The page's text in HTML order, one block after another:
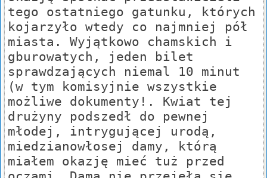
tego ostatniego gatunku, których
kojarzyło wtedy co najmniej pół
miasta. Wyjątkowo chamskich i
gburowatych, jeden bilet
sprawdzających niemal 10 minut
(w tym komisyjnie wszystkie
możliwe dokumenty!. Kwiat tej
drużyny podszedł do pewnej
młodej, intrygującej urodą,
miedzianowłosej damy, którą
miałem okazję mieć tuż przed